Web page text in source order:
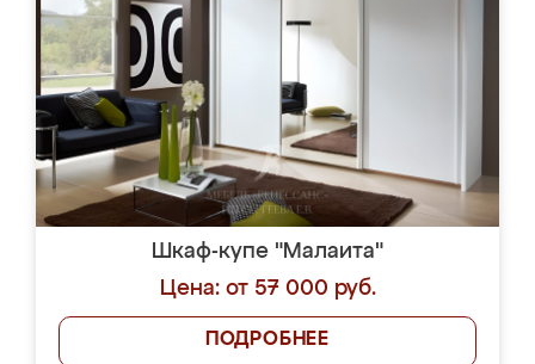
Шкаф-купе "Малаита"
Цена: от 57 000 руб.
ПОДРОБНЕЕ